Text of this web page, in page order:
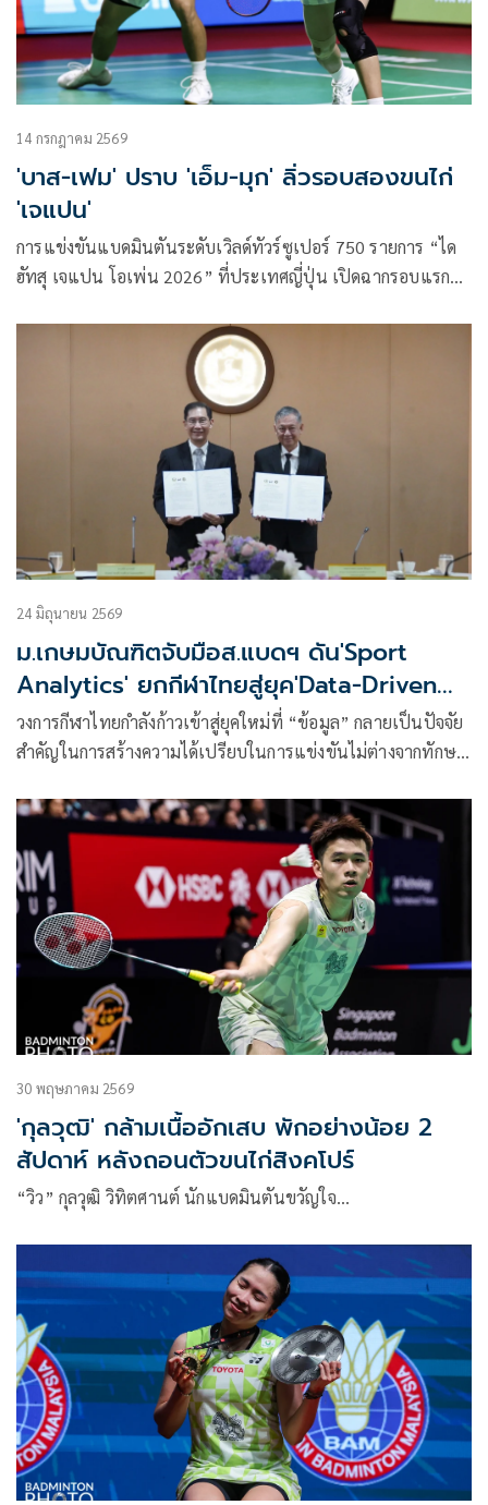
14 กรกฎาคม 2569
'บาส-เฟม' ปราบ 'เอ็ม-มุก' ลิ่วรอบสองขนไก่
'เจแปน'
การแข่งขันแบดมินตันระดับเวิลด์ทัวร์ซูเปอร์ 750 รายการ “ได
ฮัทสุ เจแปน โอเพ่น 2026” ที่ประเทศญี่ปุ่น เปิดฉากรอบแรก
24 มิถุนายน 2569
ม.เกษมบัณฑิตจับมือส.แบดฯ ดัน'Sport
Analytics' ยกกีฬาไทยสู่ยุค'Data-Driven
Sports'
วงการกีฬาไทยกำลังก้าวเข้าสู่ยุคใหม่ที่ “ข้อมูล” กลายเป็นปัจจัย
สำคัญในการสร้างความได้เปรียบในการแข่งขันไม่ต่างจากทักษะ
มิถุนายน 2569 ที่ผ่านมา คณะวิทยาศาสตร์การกีฬา
มหาวิทยาลัยเกษมบัณฑิต ได้ลงนามบันทึกข้อตกลงความร่วมมือ
ทางวิชาการ (MOU) กับสมาคมกีฬาแบดมินตันแห่งประเทศไทย
ในพระบรมราชูปถัมภ์ เพื่อร่วมกันพัฒนางานวิจัย การเรียนการ
สอน และนวัตกรรมด้านวิทยาศาสตร์การกีฬาและ Sport
Analytics
30 พฤษภาคม 2569
'กุลวุฒิ' กล้ามเนื้ออักเสบ พักอย่างน้อย 2
สัปดาห์ หลังถอนตัวขนไก่สิงคโปร์
“วิว” กุลวุฒิ วิทิตศานต์ นักแบดมินตันขวัญใจ…